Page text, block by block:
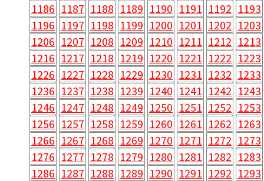
1186 1187 1188 1189 1190 1191 1192 1193
1196 1197 1198 1199 1200 1201 1202 1203
1206 1207 1208 1209 1210 1211 1212 1213
1216 1217 1218 1219 1220 1221 1222 1223
1226 1227 1228 1229 1230 1231 1232 1233
1236 1237 1238 1239 1240 1241 1242 1243
1246 1247 1248 1249 1250 1251 1252 1253
1256 1257 1258 1259 1260 1261 1262 1263
1266 1267 1268 1269 1270 1271 1272 1273
1276 1277 1278 1279 1280 1281 1282 1283
1286 1287 1288 1289 1290 1291 1292 1293